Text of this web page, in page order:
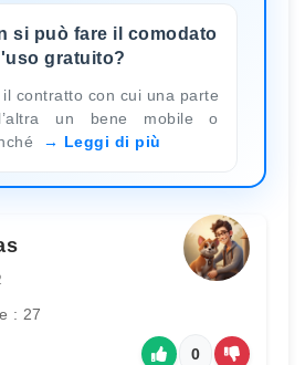
si può fare il comodato
gratuito?
contratto con cui una parte
un bene mobile o
Leggi di più
: 27
0